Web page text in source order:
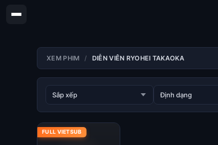
XEM PHIM DIỄN VIÊN RYOHEI TAKAOKA
FULL VIETSUB